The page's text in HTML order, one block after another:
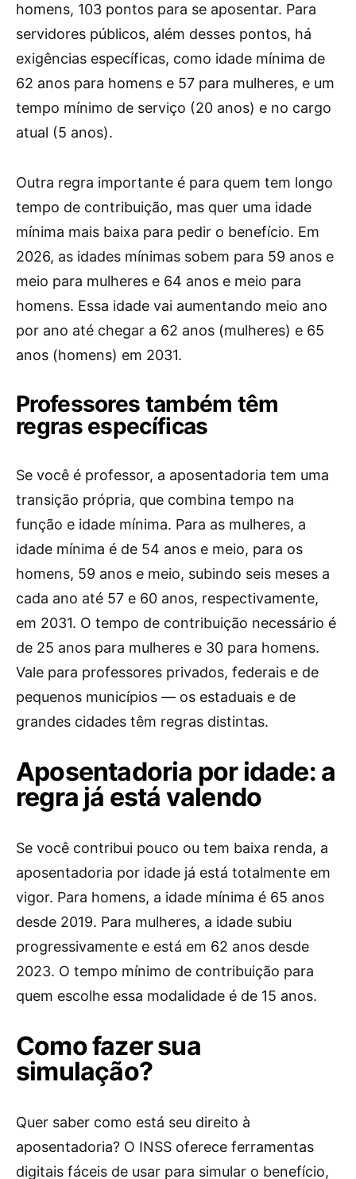
homens, 103 pontos para se aposentar. Para
servidores públicos, além desses pontos, há
exigências específicas, como idade mínima de
62 anos para homens e 57 para mulheres, e um
tempo mínimo de serviço (20 anos) e no cargo
atual (5 anos).
Outra regra importante é para quem tem longo
tempo de contribuição, mas quer uma idade
mínima mais baixa para pedir o benefício. Em
2026, as idades mínimas sobem para 59 anos e
meio para mulheres e 64 anos e meio para
homens. Essa idade vai aumentando meio ano
por ano até chegar a 62 anos (mulheres) e 65
anos (homens) em 2031.
Professores também têm
regras específicas
Se você é professor, a aposentadoria tem uma
transição própria, que combina tempo na
função e idade mínima. Para as mulheres, a
idade mínima é de 54 anos e meio, para os
homens, 59 anos e meio, subindo seis meses a
cada ano até 57 e 60 anos, respectivamente,
em 2031. O tempo de contribuição necessário é
de 25 anos para mulheres e 30 para homens.
Vale para professores privados, federais e de
pequenos municípios — os estaduais e de
grandes cidades têm regras distintas.
Aposentadoria por idade: a
regra já está valendo
Se você contribui pouco ou tem baixa renda, a
aposentadoria por idade já está totalmente em
vigor. Para homens, a idade mínima é 65 anos
desde 2019. Para mulheres, a idade subiu
progressivamente e está em 62 anos desde
2023. O tempo mínimo de contribuição para
quem escolhe essa modalidade é de 15 anos.
Como fazer sua
simulação?
Quer saber como está seu direito à
aposentadoria? O INSS oferece ferramentas
digitais fáceis de usar para simular o benefício,